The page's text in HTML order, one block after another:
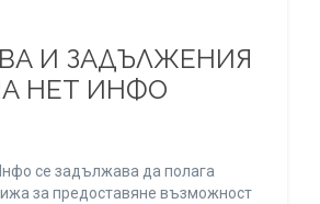
И ЗАДЪЛЖЕНИЯ
НЕТ ИНФО
се задължава да полага
за предоставяне възможност